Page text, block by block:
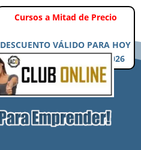
Cursos a Mitad de Precio
DESCUENTO VÁLIDO PARA HOY
Sábado, 8 de Agosto de 2026